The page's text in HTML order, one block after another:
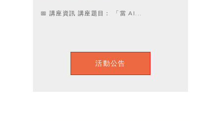
📅 講座資訊 講座題目： 「當 AI...
活動公告